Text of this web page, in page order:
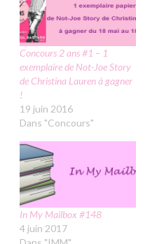
Concours 2 ans #1 – 1
exemplaire de Not-Joe Story
de Christina Lauren à gagner
!
19 juin 2016
Dans "Concours"
In My Mailbox #148
4 juin 2017